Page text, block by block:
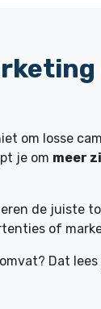
om losse
je om meer
de juiste
of
Dat